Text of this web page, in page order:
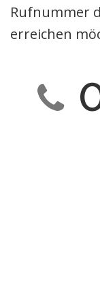
Rufnummer
erreichen